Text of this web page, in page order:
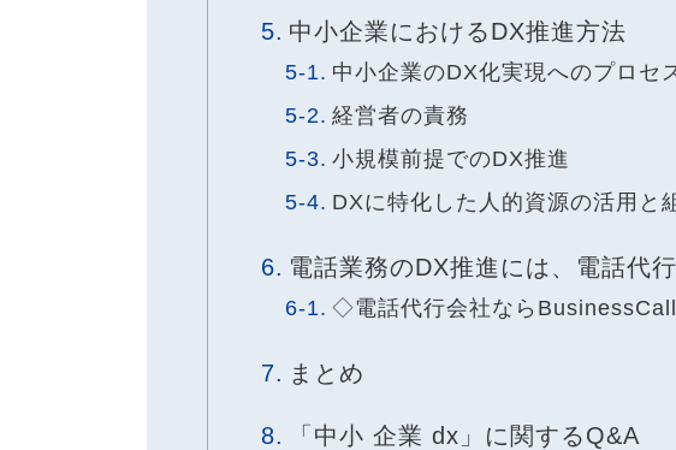
中小企業におけるDX推進方法
中小企業のDX化実現へのプロセ
経営者の責務
小規模前提でのDX推進
DXに特化した人的資源の活用と
電話業務のDX推進には、電話代
◇電話代行会社ならBusinessCall
まとめ
「中小 企業 dx」に関するQ&A